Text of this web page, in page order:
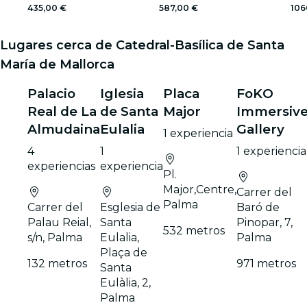
435,00 €
587,00 €
Lugares cerca de Catedral-Basílica de Santa
María de Mallorca
Palacio
Real de La
Almudaina
4
experiencias
Carrer del
Palau Reial,
s/n, Palma
132 metros
Iglesia
de Santa
Eulalia
1
experiencia
Esglesia de
Santa
Eulalia,
Plaça de
Santa
Eulàlia, 2,
Palma
Placa
Major
1 experiencia
Pl.
Major,Centre,
Palma
532 metros
FoKO
Gallery
1 experiencia
Carrer del
Baró de
Pinopar, 7,
Palma
971 metros